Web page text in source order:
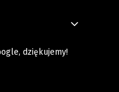
dziękujemy!